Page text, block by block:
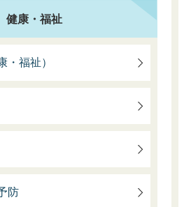
健康・福祉
・福祉）
防